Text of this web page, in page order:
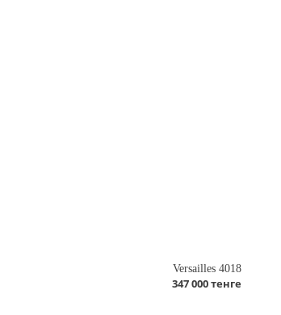
Versailles 4018
347 000 тенге